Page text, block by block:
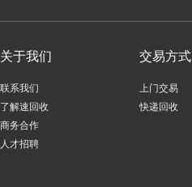
关于我们
联系我们
了解速回收
商务合作
人才招聘
交易方式
上门交易
快递回收